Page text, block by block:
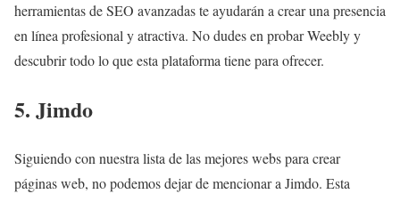
herramientas de SEO avanzadas te ayudarán a crear una presencia
en línea profesional y atractiva. No dudes en probar Weebly y
descubrir todo lo que esta plataforma tiene para ofrecer.
5. Jimdo
Siguiendo con nuestra lista de las mejores webs para crear
páginas web, no podemos dejar de mencionar a Jimdo. Esta